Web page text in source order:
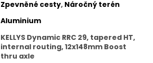
Zpevněné cesty, Náročný terén
Aluminium
KELLYS Dynamic RRC 29, tapered HT,
internal routing, 12x148mm Boost
thru axle